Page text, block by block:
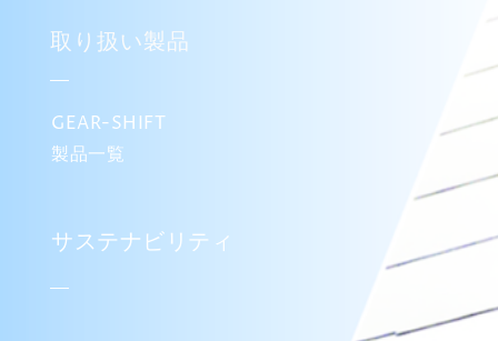
取り扱い製品
GEAR-SHIFT
製品一覧
サステナビリティ